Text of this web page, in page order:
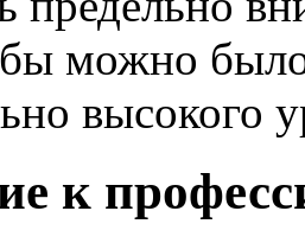
можно было
высокого
к